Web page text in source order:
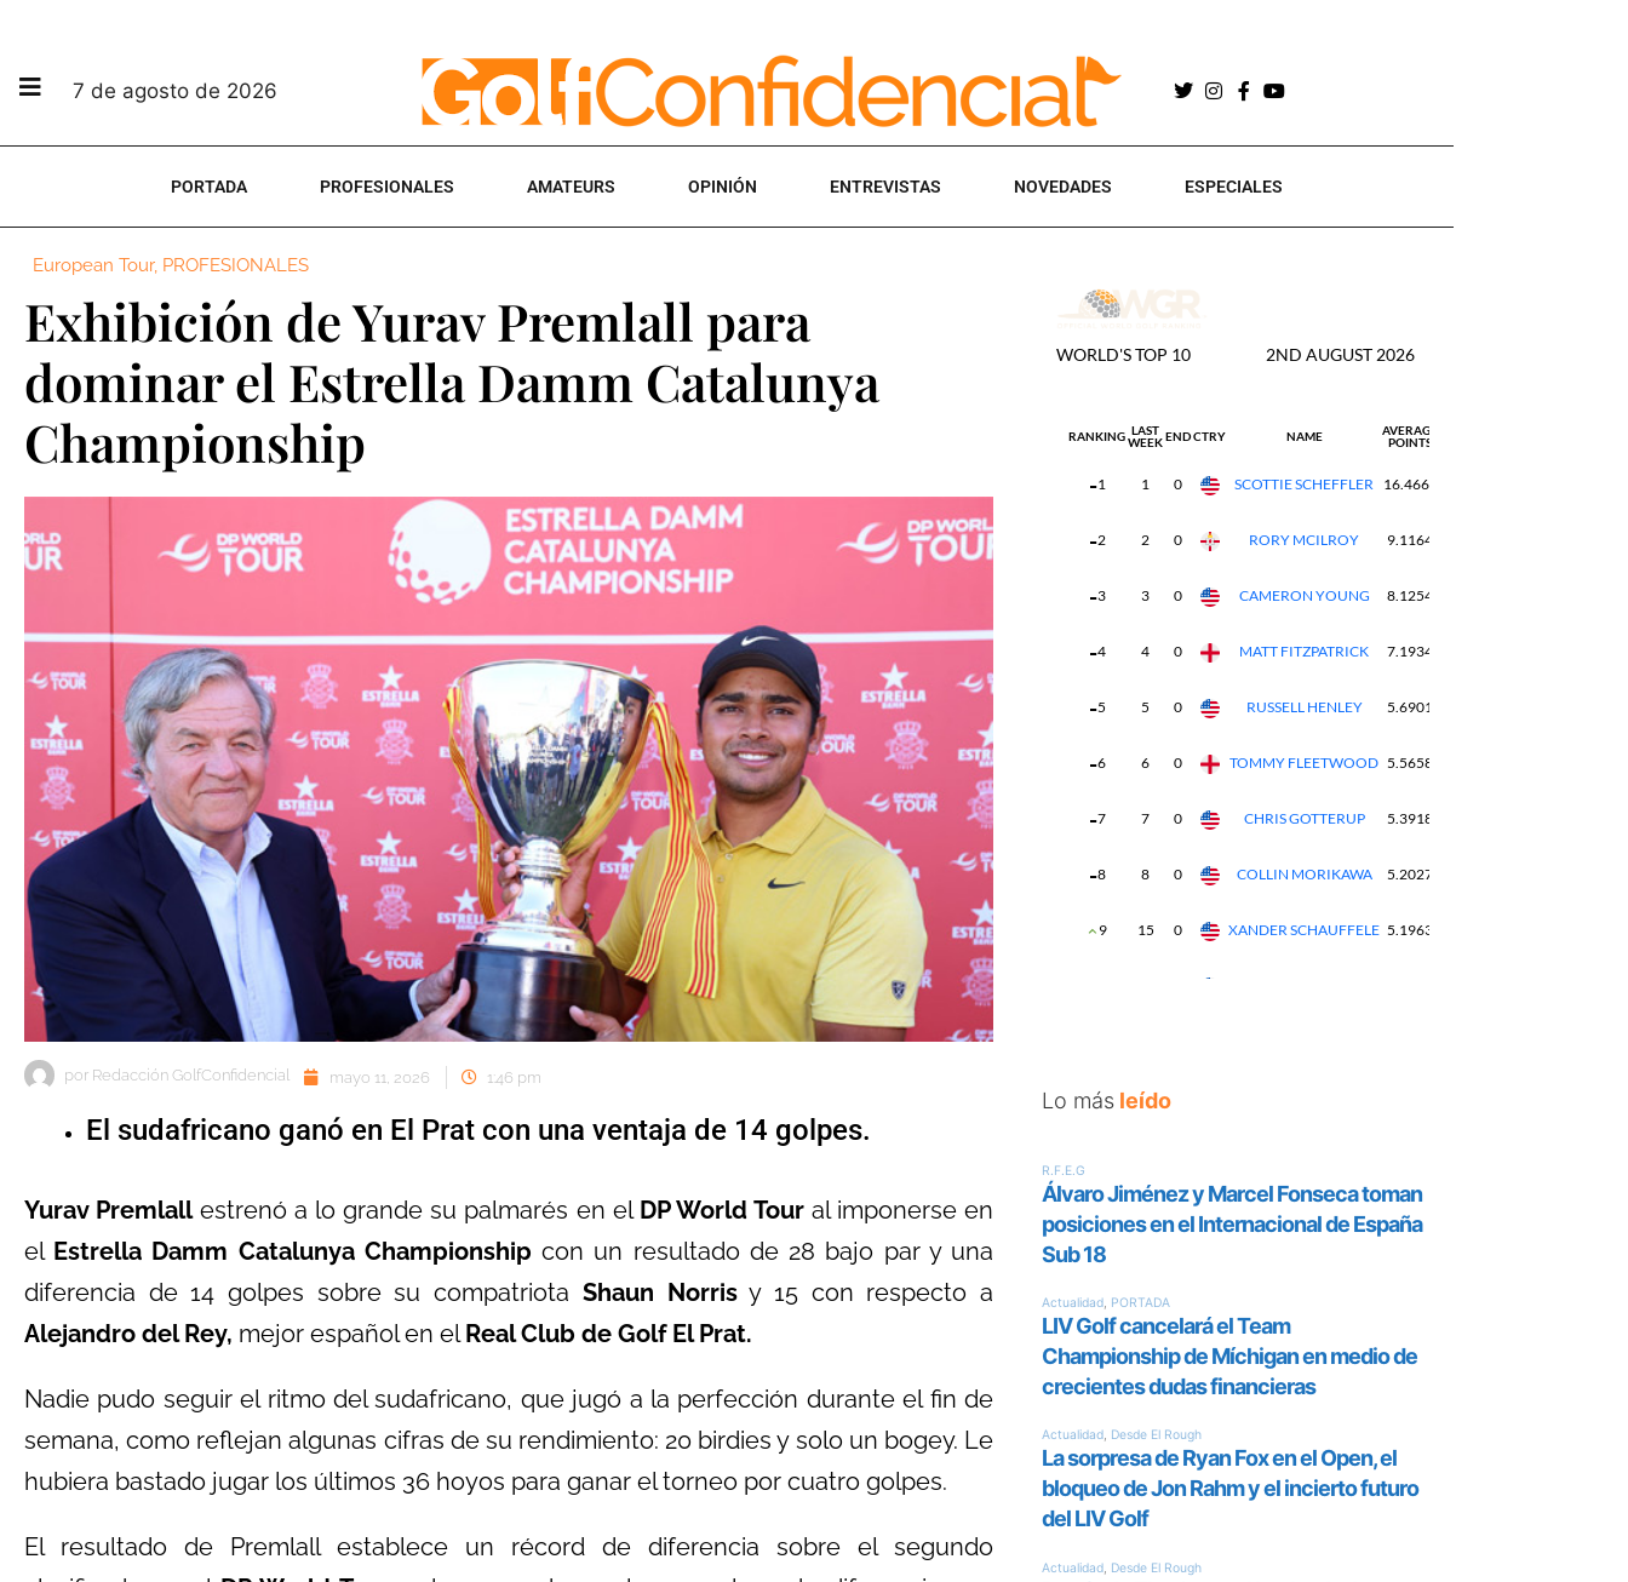
7 de agosto de 2026
PORTADA PROFESIONALES AMATEURS OPINIÓN ENTREVISTAS NOVEDADES ESPECIALES
European Tour, PROFESIONALES
Exhibición de Yurav Premlall para
dominar el Estrella Damm Catalunya
Championship
por Redacción GolfConfidencial mayo 11, 2026 1:46 pm
El sudafricano ganó en El Prat con una ventaja de 14 golpes.
Yurav Premlallestrenó a lo grande su palmarés en el DP World Toural imponerse en
el Estrella Damm Catalunya Championship con un resultado de 28 bajo par y una
diferencia de 14 golpes sobre su compatriota Shaun Norrisy 15 con respecto a
Alejandro del Rey, mejor español en elReal Club de Golf El Prat.
Nadie pudo seguir el ritmo del sudafricano, que jugó a la perfección durante el fin de
semana, como reflejan algunas cifras de su rendimiento: 20 birdies y solo un bogey. Le
hubiera bastado jugar los últimos 36 hoyos para ganar el torneo por cuatro golpes.
El resultado de Premlall establece un récord de diferencia sobre el segundo
Lo más leído